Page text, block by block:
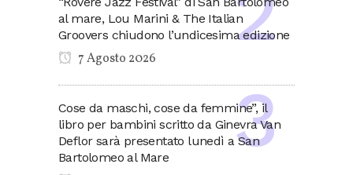
al mare, Lou Marini & The Italian
Groovers chiudono l’undicesima edizione
7 Agosto 2026
Cose da maschi, cose da femmine”, il
libro per bambini scritto da Ginevra Van
Deflor sarà presentato lunedì a San
Bartolomeo al Mare